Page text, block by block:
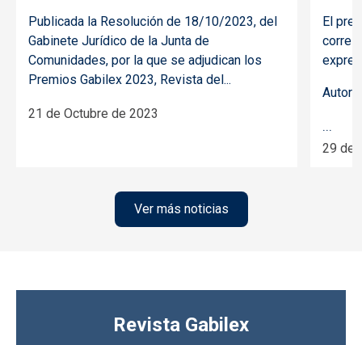
Publicada la Resolución de 18/10/2023, del
Gabinete Jurídico de la Junta de
Comunidades, por la que se adjudican los
Premios Gabilex 2023, Revista del...
21 de Octubre de 2023
El
...
29 de
Ver más noticias
Revista Gabilex